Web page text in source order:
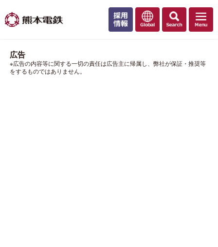
広告
※広告の内容等に関する一切の責任は広告主に帰属し、弊社が保証・推奨等
をするものではありません。